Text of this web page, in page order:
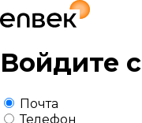
Войдите с
Почта
Телефон